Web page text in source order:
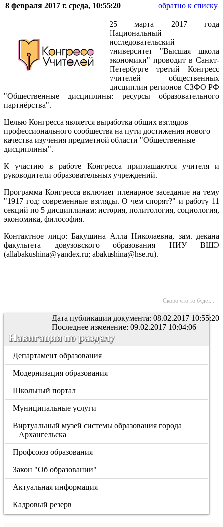
8 февраля 2017 г. среда, 10:55:20
обратно к списку
25 марта 2017 года
Национальный
исследовательский
университет "Высшая школа
экономики" проводит в Санкт-
Петербурге третий Конгресс
учителей общественных
дисциплин регионов СЗФО РФ
"Общественные дисциплины: ресурсы образовательного
партнёрства".
Целью Конгресса является выработка общих взглядов
профессионального сообщества на пути достижения нового
качества изучения предметной области "Общественные
дисциплины".
К участию в работе Конгресса приглашаются учителя и
руководители образовательных учреждений.
Программа Конгресса включает пленарное заседание на тему
"1917 год: современные взгляды. О чем спорят?" и работу 11
секций по 5 дисциплинам: история, политология, социология,
экономика, философия.
Контактное лицо: Бакушина Алла Николаевна, зам. декана
факультета довузовского образования НИУ ВШЭ
(allabakushina@yandex.ru; abakushina@hse.ru).
Скоро что то будет...
Дата публикации документа: 08.02.2017 10:55:20
Последнее изменение: 09.02.2017 10:04:06
Навигация по разделу
Департамент образования
Модернизация образования
Школьный портал
Муниципальные услуги
Виртуальный музей системы образования города
Архангельска
Профсоюз образования
Закон "Об образовании"
Актуальная информация
Кадровый резерв